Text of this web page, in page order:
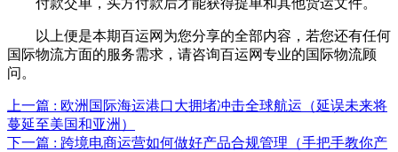
以上便是本期百运网为您分享的全部内容，若您还有任何
国际物流方面的服务需求，请咨询百运网专业的国际物流顾
问。
上一篇 : 欧洲国际海运港口大拥堵冲击全球航运（延误未来将
蔓延至美国和亚洲）
下一篇 : 跨境电商运营如何做好产品合规管理（手把手教你产